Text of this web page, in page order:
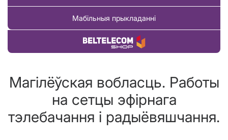
Мабільныя прыкладанні
Купіць тавар
Магілёўская вобласць. Работы
на сетцы эфірнага
тэлебачання і радыёвяшчання.